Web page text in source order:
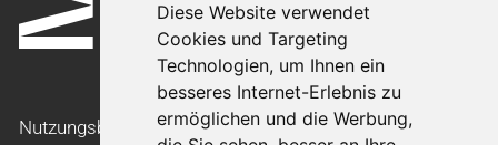
Diese Website verwendet
Cookies und Targeting
Technologien, um Ihnen ein
besseres Internet-Erlebnis zu
ermöglichen und die Werbung,
Nutzungsbedingungen